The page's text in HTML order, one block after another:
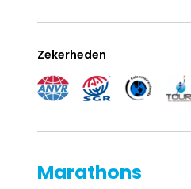
Zekerheden
Marathons